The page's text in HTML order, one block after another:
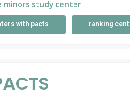
minors study center
with pacts ranking